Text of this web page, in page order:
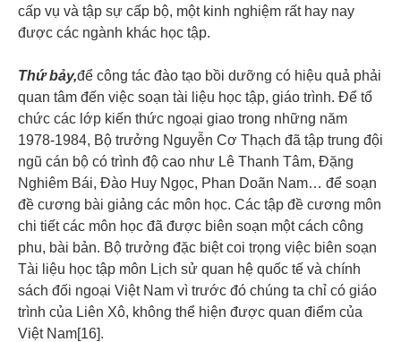
cấp vụ và tập sự cấp bộ, một kinh nghiệm rất hay nay
được các ngành khác học tập.
Thứ bảy,để công tác đào tạo bồi dưỡng có hiệu quả phải
quan tâm đến việc soạn tài liệu học tập, giáo trình. Để tổ
chức các lớp kiến thức ngoại giao trong những năm
1978-1984, Bộ trưởng Nguyễn Cơ Thạch đã tập trung đội
ngũ cán bộ có trình độ cao như Lê Thanh Tâm, Đặng
Nghiêm Bái, Đào Huy Ngọc, Phan Doãn Nam… để soạn
đề cương bài giảng các môn học. Các tập đề cương môn
chi tiết các môn học đã được biên soạn một cách công
phu, bài bản. Bộ trưởng đặc biệt coi trọng việc biên soạn
Tài liệu học tập môn Lịch sử quan hệ quốc tế và chính
sách đối ngoại Việt Nam vì trước đó chúng ta chỉ có giáo
trình của Liên Xô, không thể hiện được quan điểm của
Việt Nam[16].